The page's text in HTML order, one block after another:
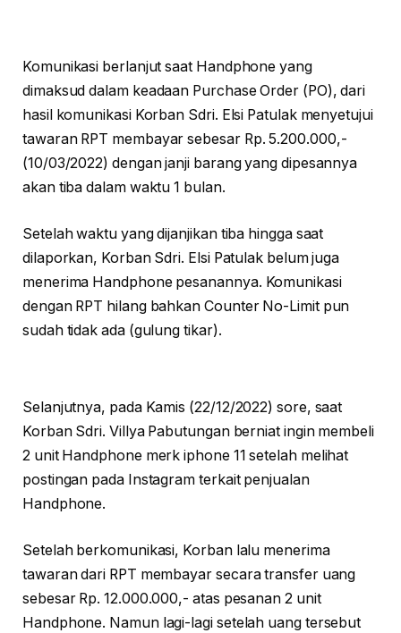
Komunikasi berlanjut saat Handphone yang
dimaksud dalam keadaan Purchase Order (PO), dari
hasil komunikasi Korban Sdri. Elsi Patulak menyetujui
tawaran RPT membayar sebesar Rp. 5.200.000,-
(10/03/2022) dengan janji barang yang dipesannya
akan tiba dalam waktu 1 bulan.
Setelah waktu yang dijanjikan tiba hingga saat
dilaporkan, Korban Sdri. Elsi Patulak belum juga
menerima Handphone pesanannya. Komunikasi
dengan RPT hilang bahkan Counter No-Limit pun
sudah tidak ada (gulung tikar).
Selanjutnya, pada Kamis (22/12/2022) sore, saat
Korban Sdri. Villya Pabutungan berniat ingin membeli
2 unit Handphone merk iphone 11 setelah melihat
postingan pada Instagram terkait penjualan
Handphone.
Setelah berkomunikasi, Korban lalu menerima
tawaran dari RPT membayar secara transfer uang
sebesar Rp. 12.000.000,- atas pesanan 2 unit
Handphone. Namun lagi-lagi setelah uang tersebut